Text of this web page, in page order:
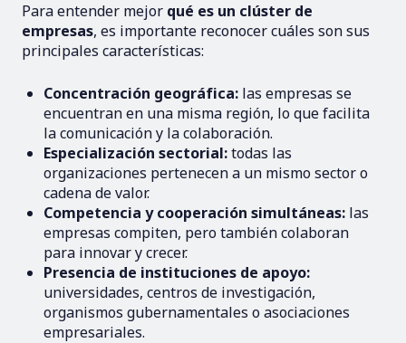
Para entender mejor qué es un clúster de
empresas, es importante reconocer cuáles son sus
principales características:
Concentración geográfica: las empresas se
encuentran en una misma región, lo que facilita
la comunicación y la colaboración.
Especialización sectorial:todas las
organizaciones pertenecen a un mismo sector o
cadena de valor.
Competencia y cooperación simultáneas: las
empresas compiten, pero también colaboran
para innovar y crecer.
Presencia de instituciones de apoyo:
universidades, centros de investigación,
organismos gubernamentales o asociaciones
empresariales.